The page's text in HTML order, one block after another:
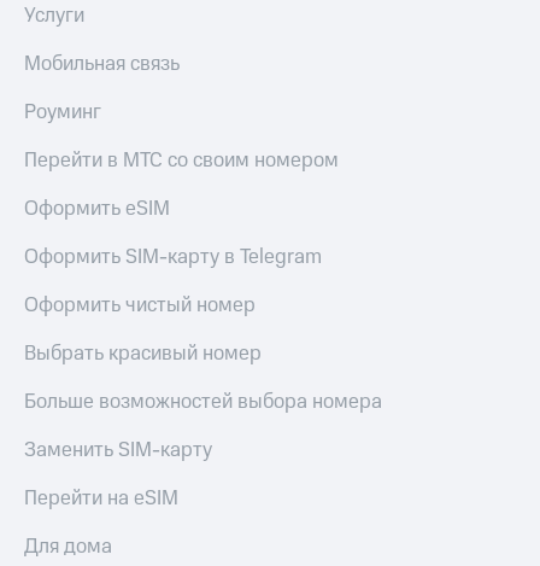
Услуги
Мобильная связь
Роуминг
Перейти в МТС со своим номером
Оформить eSIM
Оформить SIM-карту в Telegram
Оформить чистый номер
Выбрать красивый номер
Больше возможностей выбора номера
Заменить SIM-карту
Перейти на eSIM
Для дома